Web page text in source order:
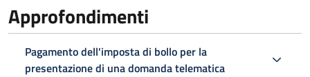
Approfondimenti
Pagamento dell'imposta di bollo per la
presentazione di una domanda telematica